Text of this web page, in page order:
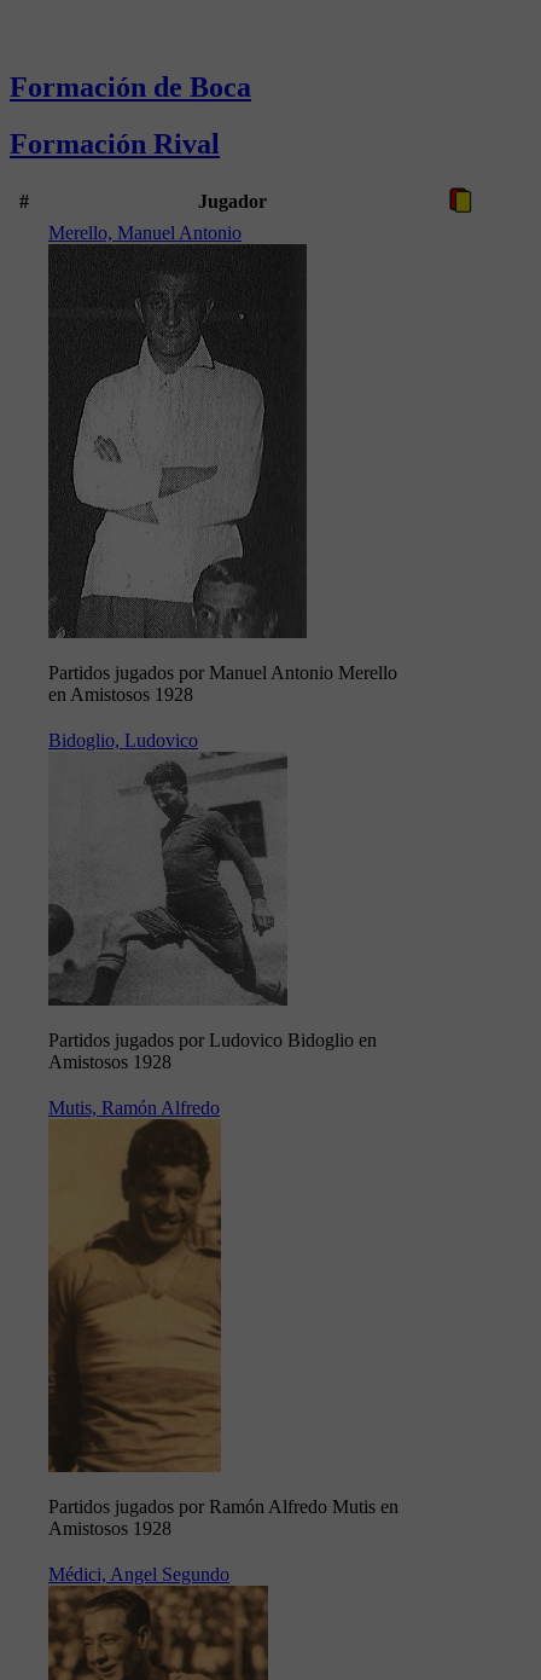
Formación de Boca
Formación Rival
#
Jugador
Merello, Manuel Antonio
Partidos jugados por Manuel Antonio Merello
en Amistosos 1928
Bidoglio, Ludovico
Partidos jugados por Ludovico Bidoglio en
Amistosos 1928
Mutis, Ramón Alfredo
Partidos jugados por Ramón Alfredo Mutis en
Amistosos 1928
Médici, Angel Segundo